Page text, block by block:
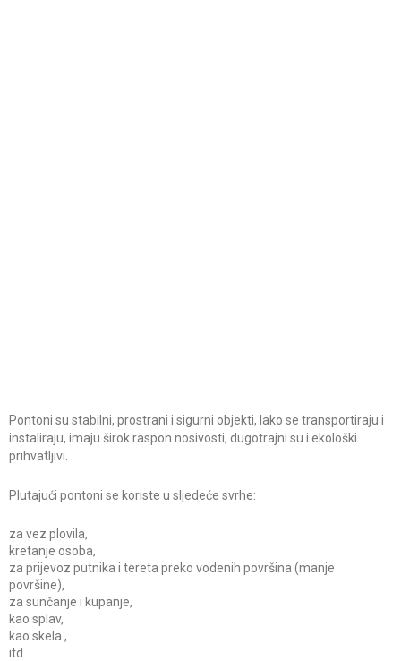
Pontoni su stabilni, prostrani i sigurni objekti, lako se transportiraju i
instaliraju, imaju širok raspon nosivosti, dugotrajni su i ekološki
prihvatljivi.
Plutajući pontoni se koriste u sljedeće svrhe:
za vez plovila,
kretanje osoba,
za prijevoz putnika i tereta preko vodenih površina (manje
površine),
za sunčanje i kupanje,
kao splav,
kao skela ,
itd.